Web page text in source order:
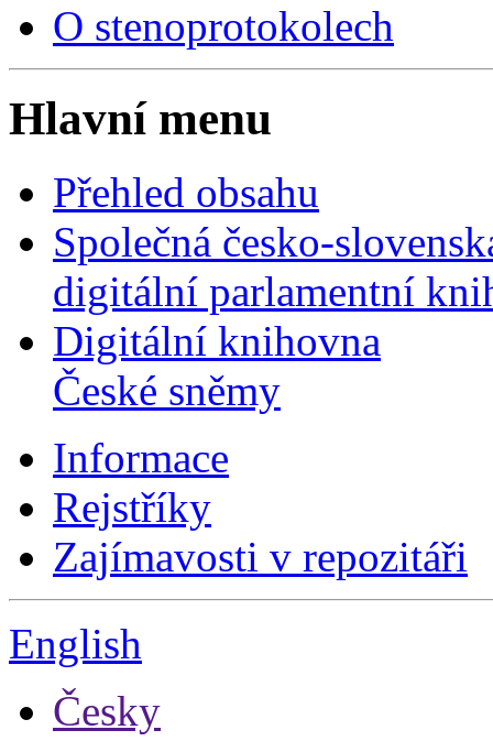
O stenoprotokolech
Hlavní menu
Přehled obsahu
Společná česko-
digitální parlamentní
Digitální knihovna
České sněmy
Informace
Rejstříky
Zajímavosti v repozitáři
English
Česky